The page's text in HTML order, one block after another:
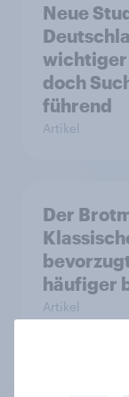
Neue
wichtiger
doch
führend
Artikel
Der
häufiger
Artikel
Neue